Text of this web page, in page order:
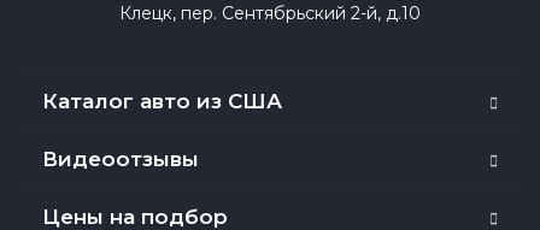
Клецк, пер. Сентябрьский 2-й, д.10
Каталог авто из США
Видеоотзывы
Цены на подбор